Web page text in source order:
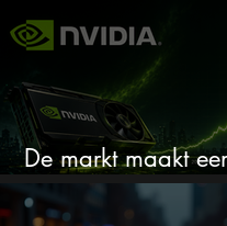
De markt maakt